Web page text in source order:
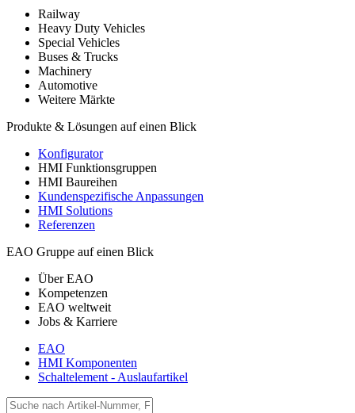
Railway
Heavy Duty Vehicles
Special Vehicles
Buses & Trucks
Machinery
Automotive
Weitere Märkte
Produkte & Lösungen auf einen Blick
Konfigurator
HMI Funktionsgruppen
HMI Baureihen
Kundenspezifische Anpassungen
HMI Solutions
Referenzen
EAO Gruppe auf einen Blick
Über EAO
Kompetenzen
EAO weltweit
Jobs & Karriere
EAO
HMI Komponenten
Schaltelement - Auslaufartikel